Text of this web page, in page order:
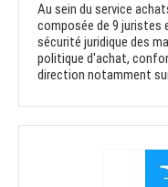
Au sein du service
composée de 9 juristes
sécurité juridique des
politique d'achat,
direction notamment